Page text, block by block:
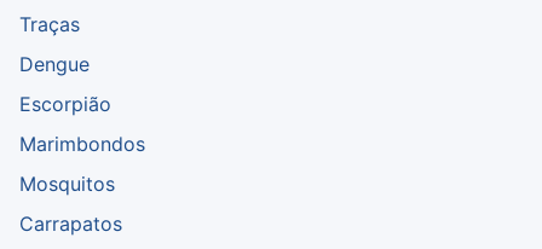
Traças
Dengue
Escorpião
Marimbondos
Mosquitos
Carrapatos